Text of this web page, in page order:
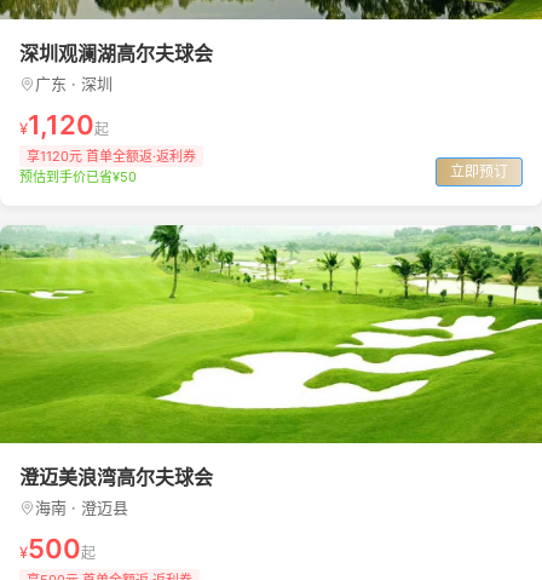
深圳观澜湖高尔夫球会
广东 · 深圳
¥1,120起
享1120元 首单全额返·返利券
预估到手价已省¥50
立即预订
澄迈美浪湾高尔夫球会
海南 · 澄迈县
¥500起